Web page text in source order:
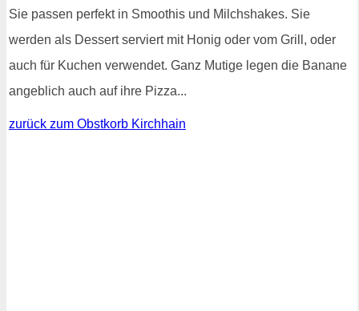
Sie passen perfekt in Smoothis und Milchshakes. Sie
werden als Dessert serviert mit Honig oder vom Grill, oder
auch für Kuchen verwendet. Ganz Mutige legen die Banane
angeblich auch auf ihre Pizza...
zurück zum Obstkorb Kirchhain